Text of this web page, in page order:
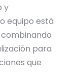
y
equipo está
para
que